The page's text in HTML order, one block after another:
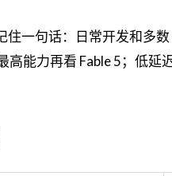
一句话：日常开发和多
高能力再看 Fable 5；低